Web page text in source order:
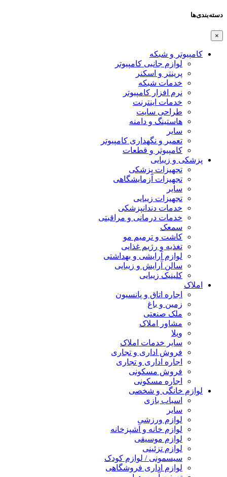
دسته‌بندی‌ها
×
کامپیوتر و شبکه
لوازم جانبی کامپیوتر
پرینتر و اسکنر
خدمات شبکه
نرم افزار کامپیوتر
خدمات اینترنت
طراحی سایت
هاستینگ و دامنه
سایر
تعمیر و نگهداری کامپیوتر
کامپیوتر و قطعات
پزشکی و زیبایی
تجهیزات پزشکی
تجهیزات آزمایشگاهی
سایر
تجهیزات زیبایی
خدمات دندانپزشکی
خدمات درمانی و مراقبتی
سمعک
کاشت و ترمیم مو
تغذیه و رژیم غذایی
لوازم آرایشی و بهداشتی
سالن آرایش و زیبایی
کلینیک زیبایی
املاک
اجاره اتاق و پانسیون
زمین و باغ
ملک صنعتی
مشاور املاک
ویلا
سایر خدمات املاک
فروش اداری و تجاری
اجاره اداری و تجاری
فروش مسکونی
اجاره مسکونی
لوازم خانگی و شخصی
اسباب بازی
سایر
لوازم ورزشی
لوازم خانه و آشپزخانه
لوازم موسیقی
لوازم تزئینی
سیسمونی / لوازم کودک
لوازم اداری فروشگاهی